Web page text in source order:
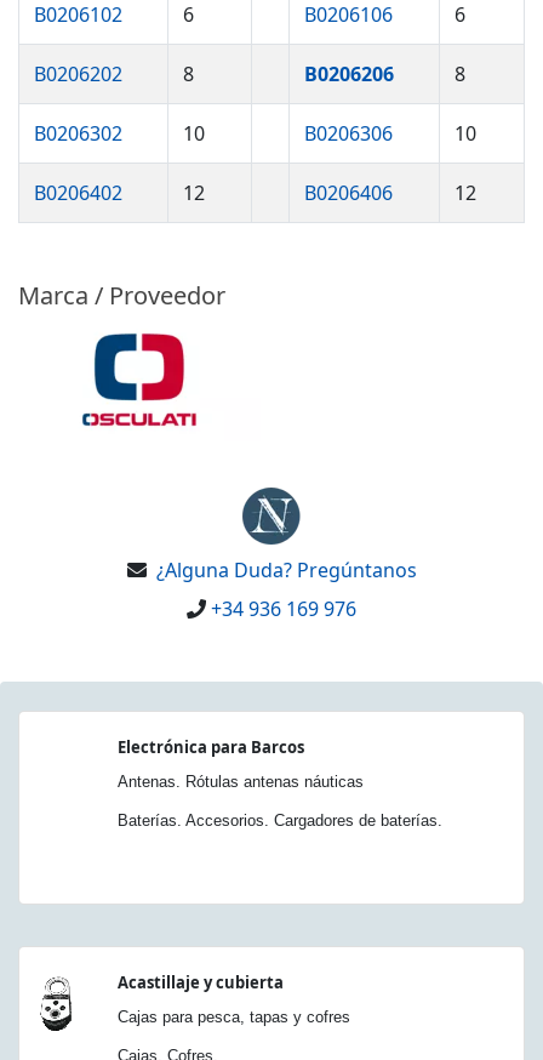
B0206102 6 B0206106 6
B0206202 8 B0206206 8
B0206302 10 B0206306 10
B0206402 12 B0206406 12
Marca / Proveedor
¿Alguna Duda? Pregúntanos
+34 936 169 976
Electrónica para Barcos
Antenas. Rótulas antenas náuticas
Baterías. Accesorios. Cargadores de baterías.
Acastillaje y cubierta
Cajas para pesca, tapas y cofres
Cajas. Cofres.